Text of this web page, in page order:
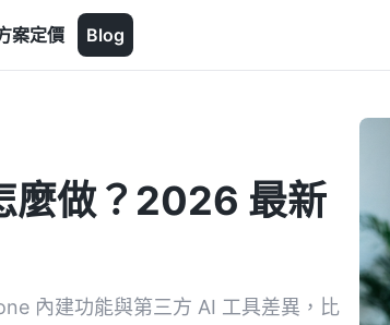
案定價 Blog
麼做？2026 最新
內建功能與第三方 AI 工具差異，比